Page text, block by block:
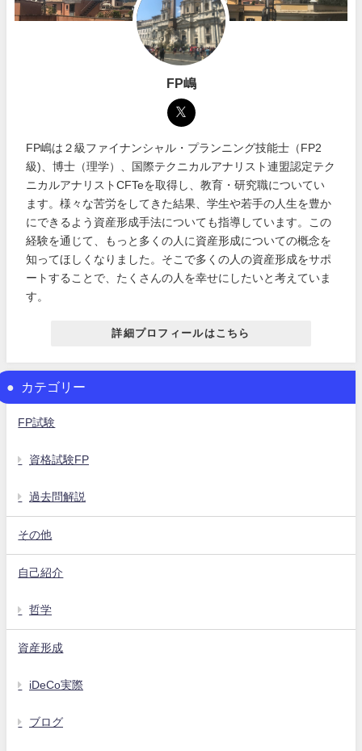
FP嶋
FP嶋は２級ファイナンシャル・プランニング技能士（FP2
級)、博士（理学）、国際テクニカルアナリスト連盟認定テク
ニカルアナリストCFTeを取得し、教育・研究職についてい
ます。様々な苦労をしてきた結果、学生や若手の人生を豊か
にできるよう資産形成手法についても指導しています。この
経験を通じて、もっと多くの人に資産形成についての概念を
知ってほしくなりました。そこで多くの人の資産形成をサポ
ートすることで、たくさんの人を幸せにしたいと考えていま
す。
詳細プロフィールはこちら
カテゴリー
FP試験
資格試験FP
過去問解説
その他
自己紹介
哲学
資産形成
iDeCo実際
ブログ